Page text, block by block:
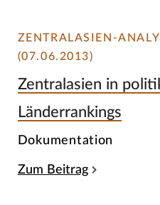
ZENTRALASIEN-
(07.06.2013)
Zentralasien in
Länderrankings
Dokumentation
Zum Beitrag